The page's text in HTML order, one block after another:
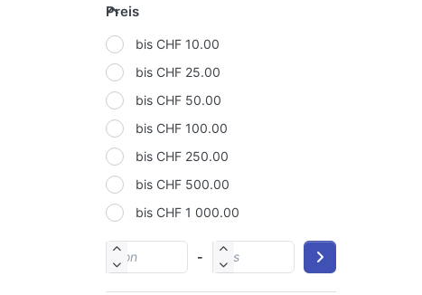
ScanTool
Texa
WGSoft
Preis
bis CHF 10.00
bis CHF 25.00
bis CHF 50.00
bis CHF 100.00
bis CHF 250.00
bis CHF 500.00
bis CHF 1 000.00
-